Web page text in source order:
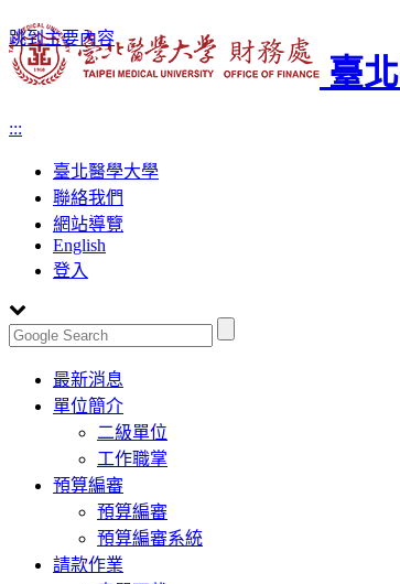
跳到主要內容
臺
:::
臺北醫學大學
聯絡我們
網站導覽
English
登入
Toggle
navigation
最新消息
單位簡介
二級單位
工作職掌
預算編審
預算編審
預算編審系統
請款作業